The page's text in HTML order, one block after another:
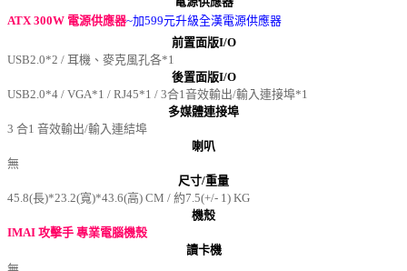
ATX 300W 電源供應器~加599元升級全漢電源供應器
前置面版I/O
USB2.0*2 / 耳機、麥克風孔各*1
後置面版I/O
USB2.0*4 / VGA*1 / RJ45*1 / 3合1音效輸出/輸入連接埠*1
多媒體連接埠
3 合1 音效輸出/輸入連結埠
喇叭
無
尺寸/重量
45.8(長)*23.2(寬)*43.6(高) CM / 約7.5(+/- 1) KG
機殼
IMAI 攻擊手 專業電腦機殼
讀卡機